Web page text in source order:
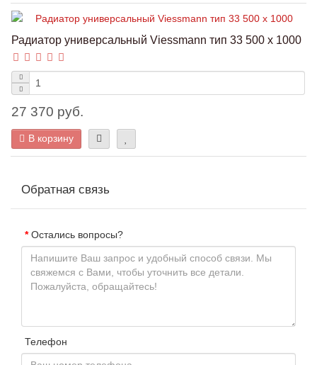
Радиатор универсальный Viessmann тип 33 500 x 1000
27 370 руб.
В корзину
Обратная связь
Остались вопросы?
Телефон